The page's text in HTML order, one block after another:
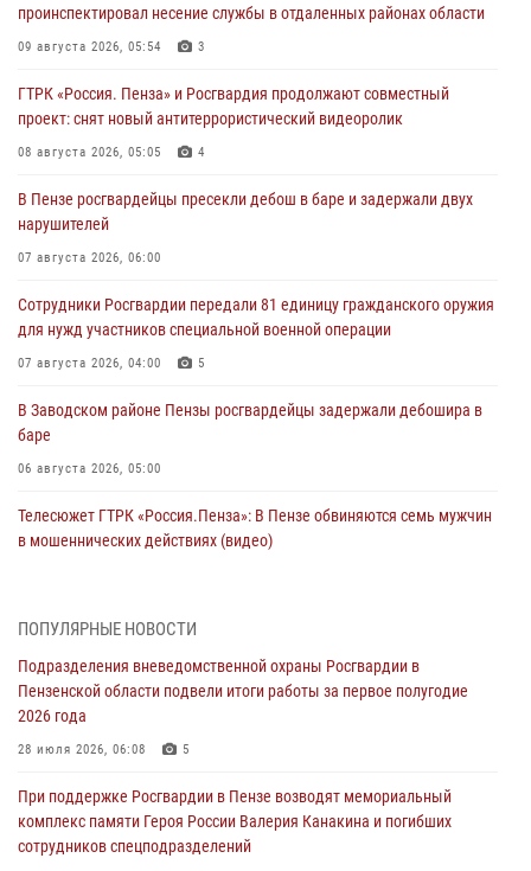
проинспектировал несение службы в отдаленных районах области
09 августа 2026, 05:54 3
ГТРК «Россия. Пенза» и Росгвардия продолжают совместный
проект: снят новый антитеррористический видеоролик
08 августа 2026, 05:05 4
В Пензе росгвардейцы пресекли дебош в баре и задержали двух
нарушителей
07 августа 2026, 06:00
Сотрудники Росгвардии передали 81 единицу гражданского оружия
для нужд участников специальной военной операции
07 августа 2026, 04:00 5
В Заводском районе Пензы росгвардейцы задержали дебошира в
баре
06 августа 2026, 05:00
Телесюжет ГТРК «Россия.Пенза»: В Пензе обвиняются семь мужчин
в мошеннических действиях (видео)
В Заречном росгвардейцы почтили память легендарного генерала
05 августа 2026, 07:00
Сотрудники пензенского ОМОН «Страж» познакомили участников
сборов «Гвардеец» с вооружением и техникой Росгвардии
В Пензе сотрудники Росгвардии оказали помощь
дезориентированному пенсионеру
ПОПУЛЯРНЫЕ НОВОСТИ
Подразделения вневедомственной охраны Росгвардии в
Пензенской области подвели итоги работы за первое полугодие
2026 года
28 июля 2026, 06:08 5
При поддержке Росгвардии в Пензе возводят мемориальный
комплекс памяти Героя России Валерия Канакина и погибших
сотрудников спецподразделений